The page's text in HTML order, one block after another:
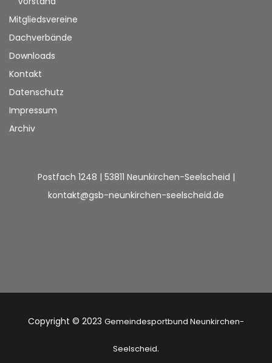
Mitgliedsvereine
Dachverbände
Downloads
Kontakt
Datenschutz
Impressum
Archiv
Postfach 1248 | 53811 Neunkirchen-Seelscheid |
kontakt@gsb-neunkirchen-seelscheid.de
Copyright © 2023 Gemeindesportbund Neunkirchen-
Seelscheid.